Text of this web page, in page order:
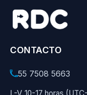
CONTACTO
55 7508 5663